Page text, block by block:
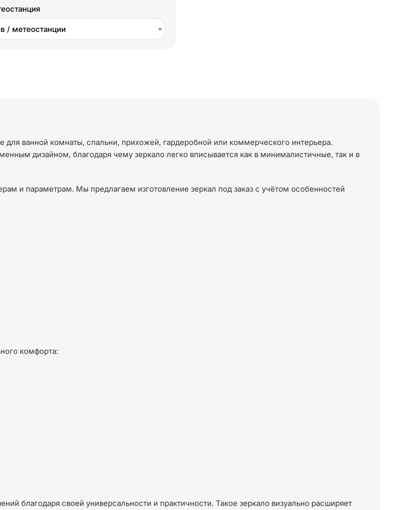
/ метеостанции
ванной комнаты, спальни, прихожей, гардеробной или коммерческого интерьера.
дизайном, благодаря чему зеркало легко вписывается как в минималистичные, так и в
и параметрам. Мы предлагаем изготовление зеркал под заказ с учётом особенностей
комфорта:
благодаря своей универсальности и практичности. Такое зеркало визуально расширяет